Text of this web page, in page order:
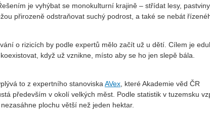
je vyhýbat se monokulturní krajině – střídat lesy,
přirozeně odstraňovat suchý podrost, a také se nebát
o rizicích by podle expertů mělo začít už u dětí. Cílem je
když už vznikne, místo aby se ho jen slepě bála.
to z expertního stanoviskaAVex, které Akademie věd ČR
především v okolí velkých měst. Podle statistik v tuzemsku
plochu větší než jeden hektar.